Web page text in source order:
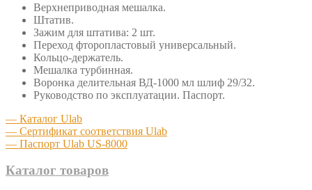
Верхнеприводная мешалка.
Штатив.
Зажим для штатива: 2 шт.
Переход фторопластовый универсальный.
Кольцо-держатель.
Мешалка турбинная.
Воронка делительная ВД-1000 мл шлиф 29/32.
Руководство по эксплуатации. Паспорт.
— Каталог Ulab
— Сертификат соответствия Ulab
— Паспорт Ulab US-8000
Каталог товаров